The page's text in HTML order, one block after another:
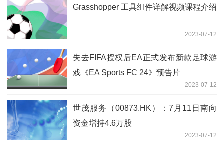
Grasshopper 工具组件详解视频课程介绍
2023-07-12
失去FIFA授权后EA正式发布新款足球游
戏《EA Sports FC 24》预告片
2023-07-12
世茂服务（00873.HK）：7月11日南向
资金增持4.6万股
2023-07-12